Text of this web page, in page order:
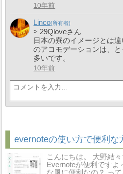
10年前
Linco
> 29Qloveさん
日本の寮のイメージとは
のアコモデーションは、
多いです。
10年前
こんにちは。 大野結
Evernoteが便利ですよ
な風に便利なの？ っ